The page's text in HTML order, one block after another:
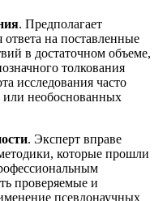
. Предполагает
на поставленные
в достаточном объеме,
толкования
исследования часто
необоснованных
. Эксперт вправе
которые прошли
проверяемые и
псевдонаучных